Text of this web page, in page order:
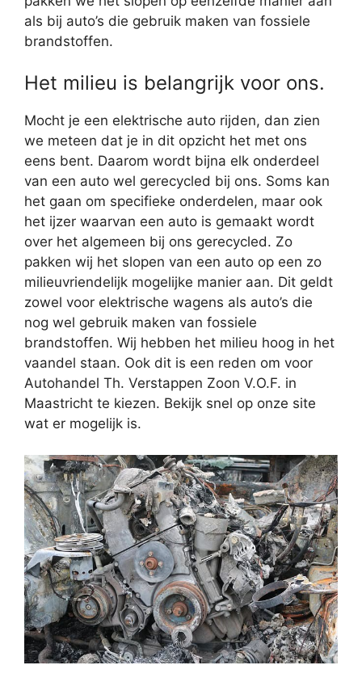
als bij auto’s die gebruik maken van fossiele
brandstoffen.
Het milieu is belangrijk voor ons.
Mocht je een elektrische auto rijden, dan zien
we meteen dat je in dit opzicht het met ons
eens bent. Daarom wordt bijna elk onderdeel
van een auto wel gerecycled bij ons. Soms kan
het gaan om specifieke onderdelen, maar ook
het ijzer waarvan een auto is gemaakt wordt
over het algemeen bij ons gerecycled. Zo
pakken wij het slopen van een auto op een zo
milieuvriendelijk mogelijke manier aan. Dit geldt
zowel voor elektrische wagens als auto’s die
nog wel gebruik maken van fossiele
brandstoffen. Wij hebben het milieu hoog in het
vaandel staan. Ook dit is een reden om voor
Autohandel Th. Verstappen Zoon V.O.F. in
Maastricht te kiezen. Bekijk snel op onze site
wat er mogelijk is.